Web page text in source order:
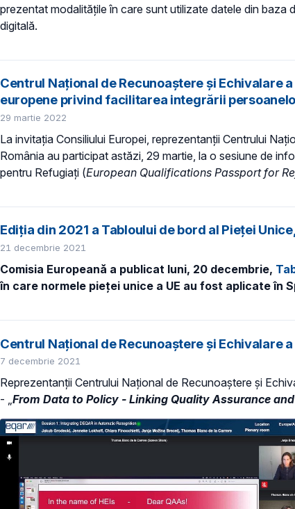
prezentat modalitățile în care sunt utilizate datele din
digitală.
Centrul Național de Recunoaștere și Echivalare
europene privind facilitarea integrării
29 martie 2022
La invitația Consiliului Europei, reprezentanții Centrului
România au participat astăzi, 29 martie, la o sesiune de
pentru Refugiați (European Qualifications Passport for
Ediția din 2021 a Tabloului de bord al Pieței
21 decembrie 2021
Comisia Europeană a publicat luni, 20 decembrie,
în care normele pieței unice a UE au fost aplicate în
Centrul Național de Recunoaștere și Echivalare
7 decembrie 2021
Reprezentanții Centrului Național de Recunoaștere și
- „From Data to Policy - Linking Quality Assurance